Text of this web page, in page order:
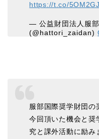
https://t.co/
— 公益財団法人服
(@hattori_zaidan)
服部国際奨学財団
今回頂いた機会と奨
究と課外活動に励み